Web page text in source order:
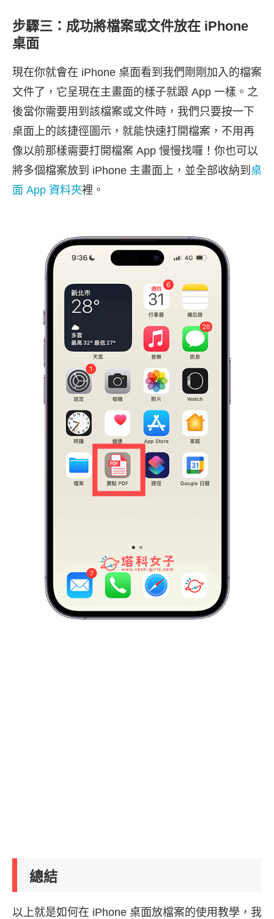
步驟三：成功將檔案或文件放在 iPhone
桌面
現在你就會在 iPhone 桌面看到我們剛剛加入的檔案
文件了，它呈現在主畫面的樣子就跟 App 一樣。之
後當你需要用到該檔案或文件時，我們只要按一下
桌面上的該捷徑圖示，就能快速打開檔案，不用再
像以前那樣需要打開檔案 App 慢慢找囉！你也可以
將多個檔案放到 iPhone 主畫面上，並全部收納到 桌
面 App 資料夾裡。
總結
以上就是如何在 iPhone 桌面放檔案的使用教學，我